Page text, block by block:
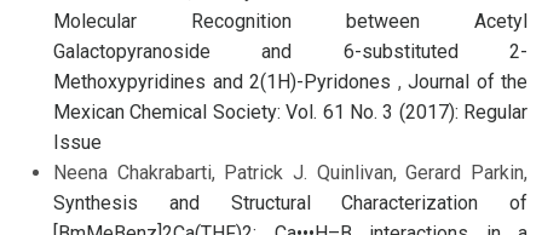
Molecular Recognition between Acetyl
Galactopyranoside and 6-substituted 2-
Methoxypyridines and 2(1H)-Pyridones , Journal of the
Mexican Chemical Society: Vol. 61 No. 3 (2017): Regular
Issue
Neena Chakrabarti, Patrick J. Quinlivan, Gerard Parkin,
Synthesis and Structural Characterization of